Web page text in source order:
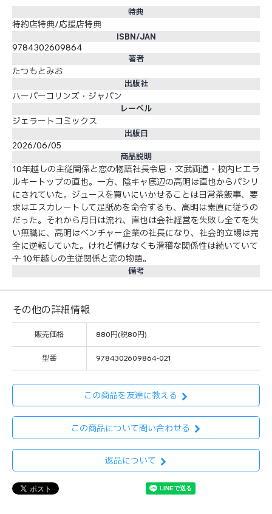
特典
特約店特典/応援店特典
ISBN/JAN
9784302609864
著者
たつもとみお
出版社
ハーパーコリンズ・ジャパン
レーベル
ジェラートコミックス
出版日
2026/06/05
商品説明
10年越しの主従関係と恋の物語社長令息・文武両道・校内ヒエラ
ルキートップの直也。一方、陰キャ底辺の高明は直也からパシリ
にされていた。ジュースを買いにいかせることは日常茶飯事、要
求はエスカレートして足舐めを命令するも、高明は素直に従うの
だった。それから月日は流れ、直也は会社経営を失敗し全てを失
い無職に、高明はベンチャー企業の社長になり、社会的立場は完
全に逆転していた。けれど情けなくも滑稽な関係性は続いていて
──？ 10年越しの主従関係と恋の物語。
備考
その他の詳細情報
販売価格 880円(税80円)
型番 9784302609864-021
この商品を友達に教える
この商品について問い合わせる
返品について